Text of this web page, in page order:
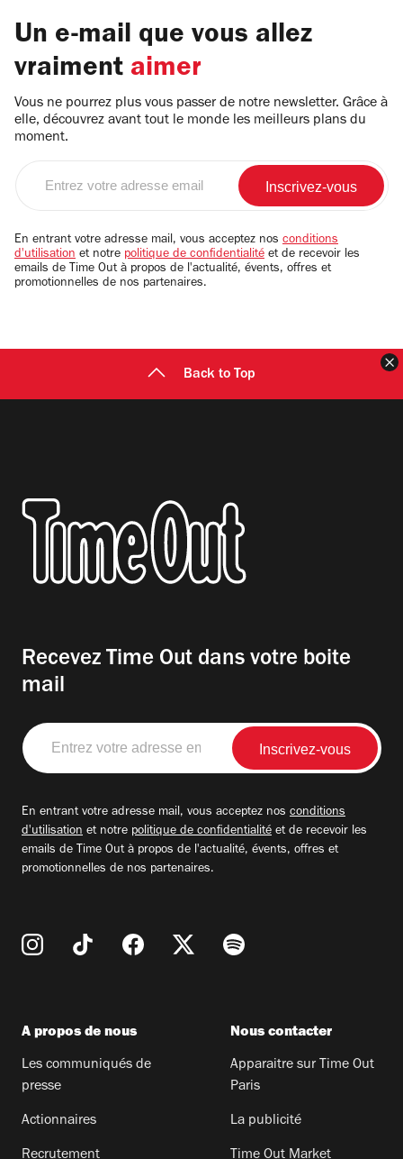
Un e-mail que vous allez
vraiment aimer
Vous ne pourrez plus vous passer de notre newsletter. Grâce à
elle, découvrez avant tout le monde les meilleurs plans du
moment.
email
En entrant votre adresse mail, vous acceptez nos conditions
d'utilisation et notre politique de confidentialité et de recevoir les
emails de Time Out à propos de l'actualité, évents, offres et
promotionnelles de nos partenaires.
Back to Top
Recevez Time Out dans votre boite
mail
Entrez
votre
adresse
En entrant votre adresse mail, vous acceptez nos conditions
d'utilisation et notre politique de confidentialité et de recevoir les
emails de Time Out à propos de l'actualité, évents, offres et
promotionnelles de nos partenaires.
A propos de nous
Les communiqués de
presse
Actionnaires
Recrutement
Nous contacter
Apparaitre sur Time Out
Paris
La publicité
Time Out Market